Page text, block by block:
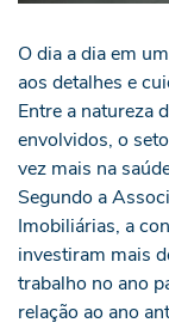
O dia a dia em
aos detalhes e
Entre a natureza
envolvidos, o
vez mais na
Segundo a
Imobiliárias, a
investiram mais
trabalho no ano
relação ao ano